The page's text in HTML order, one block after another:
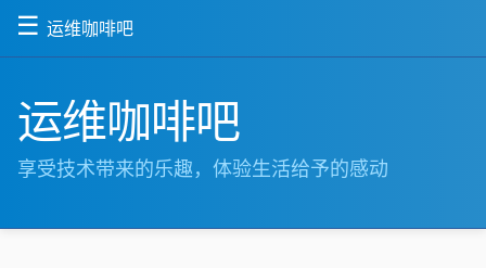
☰ 运维咖啡吧
运维咖啡吧
享受技术带来的乐趣，体验生活给予的感动